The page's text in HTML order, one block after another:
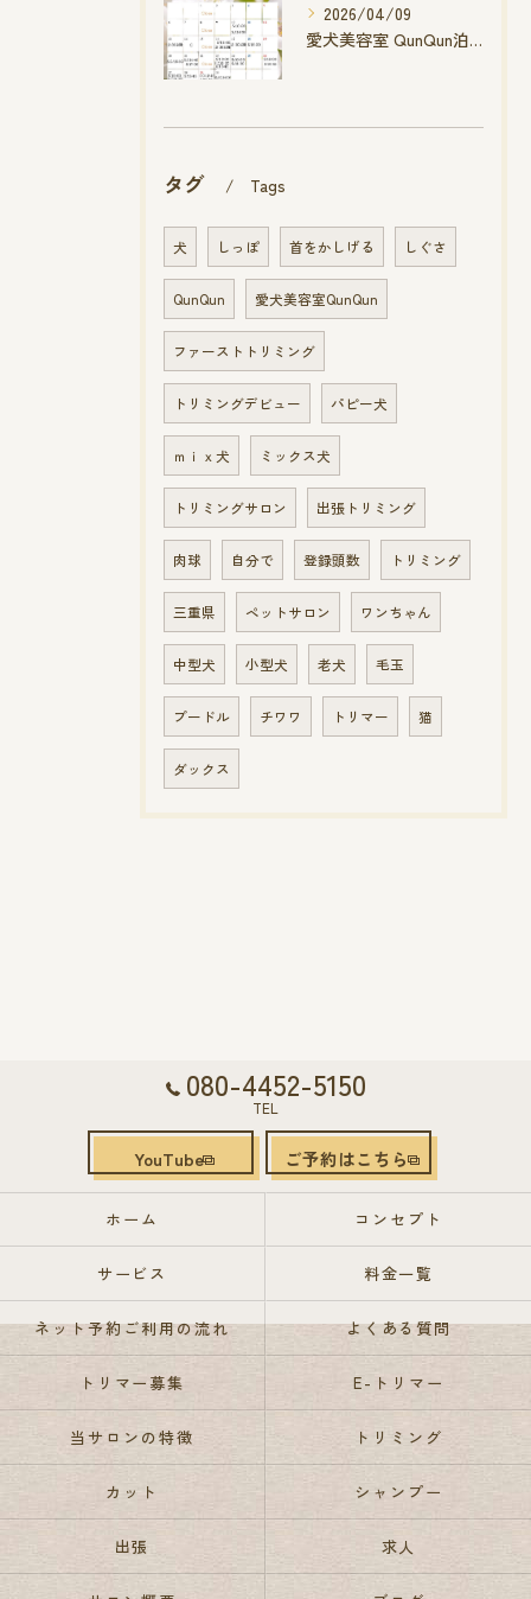
2026/04/09
愛犬美容室 QunQun泊店 4月空き状況です
タグ Tags
犬 しっぽ 首をかしげる しぐさ
QunQun 愛犬美容室QunQun
ファーストトリミング
トリミングデビュー パピー犬
ｍｉｘ犬 ミックス犬
トリミングサロン 出張トリミング
肉球 自分で 登録頭数 トリミング
三重県 ペットサロン ワンちゃん
中型犬 小型犬 老犬 毛玉
プードル チワワ トリマー 猫
ダックス
080-4452-5150
TEL
YouTube ご予約はこちら
ホーム コンセプト
サービス 料金一覧
ネット予約ご利用の流れ よくある質問
トリマー募集 E-トリマー
当サロンの特徴 トリミング
カット シャンプー
出張 求人